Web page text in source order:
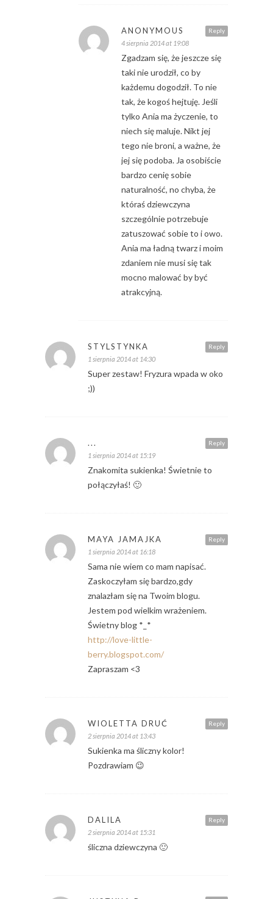
Reply
ANONYMOUS
4 sierpnia 2014 at 19:08
Zgadzam się, że jeszcze się
taki nie urodził, co by
każdemu dogodził. To nie
tak, że kogoś hejtuję. Jeśli
tylko Ania ma życzenie, to
niech się maluje. Nikt jej
tego nie broni, a ważne, że
jej się podoba. Ja osobiście
bardzo cenię sobie
naturalność, no chyba, że
któraś dziewczyna
szczególnie potrzebuje
zatuszować sobie to i owo.
Ania ma ładną twarz i moim
zdaniem nie musi się tak
mocno malować by być
atrakcyjną.
Reply
STYLSTYNKA
1 sierpnia 2014 at 14:30
Super zestaw! Fryzura wpada w oko
;))
Reply
...
1 sierpnia 2014 at 15:19
Znakomita sukienka! Świetnie to
połączyłaś! 🙂
Reply
MAYA JAMAJKA
1 sierpnia 2014 at 16:18
Sama nie wiem co mam napisać.
Zaskoczyłam się bardzo,gdy
znalazłam się na Twoim blogu.
Jestem pod wielkim wrażeniem.
Świetny blog *_*
http://love-little-
berry.blogspot.com/
Zapraszam <3
Reply
WIOLETTA DRUĆ
2 sierpnia 2014 at 13:43
Sukienka ma śliczny kolor!
Pozdrawiam 😉
Reply
DALILA
2 sierpnia 2014 at 15:31
śliczna dziewczyna 🙂